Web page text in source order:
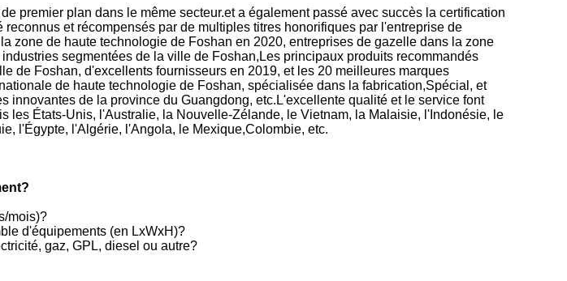
premier plan dans le même secteur.et a également passé avec succès la certification
et récompensés par de multiples titres honorifiques par l'entreprise de
zone de haute technologie de Foshan en 2020, entreprises de gazelle dans la zone
segmentées de la ville de Foshan,Les principaux produits recommandés
de Foshan, d'excellents fournisseurs en 2019, et les 20 meilleures marques
de haute technologie de Foshan, spécialisée dans la fabrication,Spécial, et
innovantes de la province du Guangdong, etc.L'excellente qualité et le service font
les États-Unis, l'Australie, la Nouvelle-Zélande, le Vietnam, la Malaisie, l'Indonésie, le
l'Égypte, l'Algérie, l'Angola, le Mexique,Colombie, etc.
mois)?
d'équipements (en LxWxH)?
gaz, GPL, diesel ou autre?